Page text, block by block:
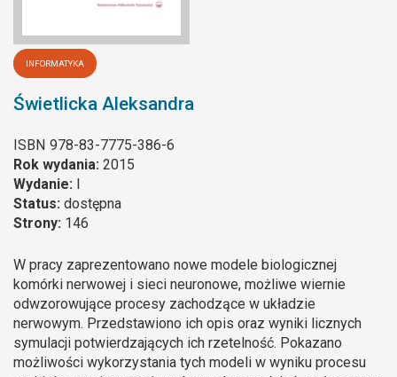
INFORMATYKA
Świetlicka Aleksandra
ISBN 978-83-7775-386-6
Rok wydania: 2015
Wydanie: I
Status: dostępna
Strony: 146
W pracy zaprezentowano nowe modele biologicznej
komórki nerwowej i sieci neuronowe, możliwe wiernie
odwzorowujące procesy zachodzące w układzie
nerwowym. Przedstawiono ich opis oraz wyniki licznych
symulacji potwierdzających ich rzetelność. Pokazano
możliwości wykorzystania tych modeli w wyniku procesu